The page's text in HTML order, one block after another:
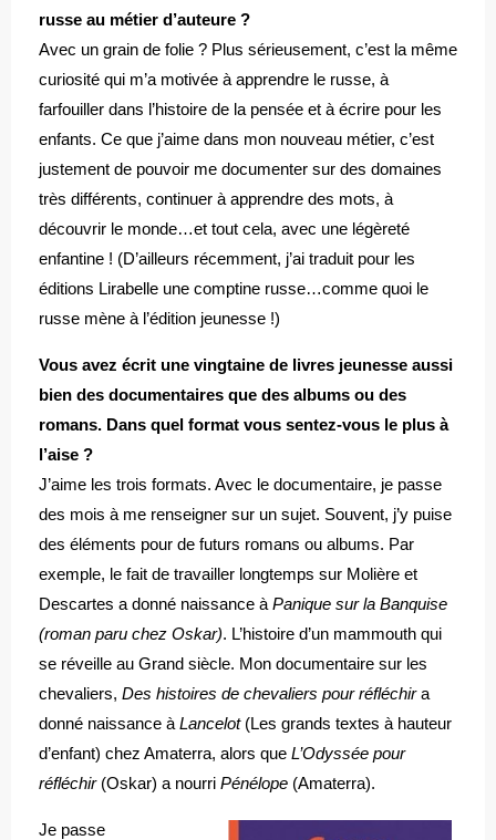
russe au métier d’auteure ?
Avec un grain de folie ? Plus sérieusement, c’est la même
curiosité qui m’a motivée à apprendre le russe, à
farfouiller dans l’histoire de la pensée et à écrire pour les
enfants. Ce que j’aime dans mon nouveau métier, c’est
justement de pouvoir me documenter sur des domaines
très différents, continuer à apprendre des mots, à
découvrir le monde…et tout cela, avec une légèreté
enfantine ! (D’ailleurs récemment, j’ai traduit pour les
éditions Lirabelle une comptine russe…comme quoi le
russe mène à l’édition jeunesse !)
Vous avez écrit une vingtaine de livres jeunesse aussi
bien des documentaires que des albums ou des
romans. Dans quel format vous sentez-vous le plus à
l’aise ?
J’aime les trois formats. Avec le documentaire, je passe
des mois à me renseigner sur un sujet. Souvent, j’y puise
des éléments pour de futurs romans ou albums. Par
exemple, le fait de travailler longtemps sur Molière et
Descartes a donné naissance à Panique sur la Banquise
(roman paru chez Oskar). L’histoire d’un mammouth qui
se réveille au Grand siècle. Mon documentaire sur les
chevaliers, Des histoires de chevaliers pour réfléchira
donné naissance à Lancelot(Les grands textes à hauteur
d’enfant) chez Amaterra, alors que L’Odyssée pour
réfléchir(Oskar) a nourri Pénélope (Amaterra).
Je passe